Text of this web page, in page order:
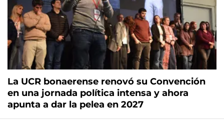
La UCR bonaerense renovó su Convención
en una jornada política intensa y ahora
apunta a dar la pelea en 2027